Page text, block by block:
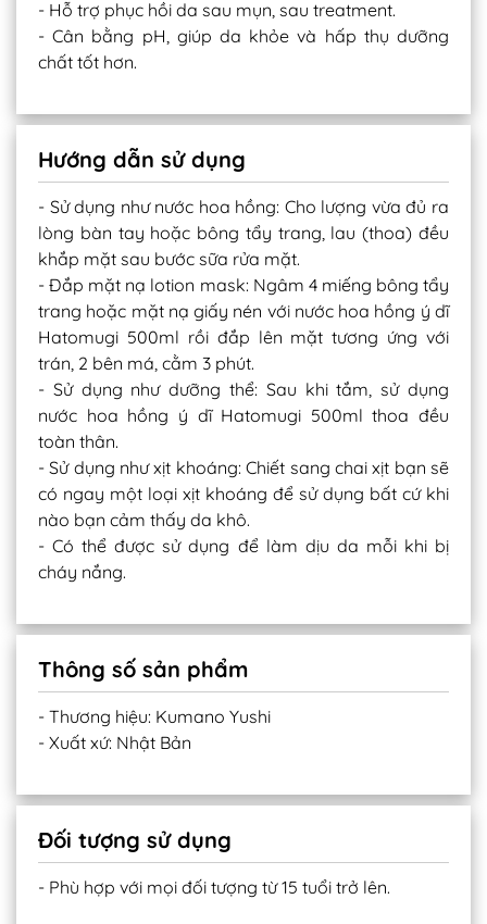
- Hỗ trợ phục hồi da sau mụn, sau treatment.
- Cân bằng pH, giúp da khỏe và hấp thụ dưỡng
chất tốt hơn.
Hướng dẫn sử dụng
- Sử dụng như nước hoa hồng: Cho lượng vừa đủ ra
lòng bàn tay hoặc bông tẩy trang, lau (thoa) đều
khắp mặt sau bước sữa rửa mặt.
- Đắp mặt nạ lotion mask: Ngâm 4 miếng bông tẩy
trang hoặc mặt nạ giấy nén với nước hoa hồng ý dĩ
Hatomugi 500ml rồi đắp lên mặt tương ứng với
trán, 2 bên má, cằm 3 phút.
- Sử dụng như dưỡng thể: Sau khi tắm, sử dụng
nước hoa hồng ý dĩ Hatomugi 500ml thoa đều
toàn thân.
- Sử dụng như xịt khoáng: Chiết sang chai xịt bạn sẽ
có ngay một loại xịt khoáng để sử dụng bất cứ khi
nào bạn cảm thấy da khô.
- Có thể được sử dụng để làm dịu da mỗi khi bị
cháy nắng.
Thông số sản phẩm
- Thương hiệu: Kumano Yushi
- Xuất xứ: Nhật Bản
Đối tượng sử dụng
- Phù hợp với mọi đối tượng từ 15 tuổi trở lên.